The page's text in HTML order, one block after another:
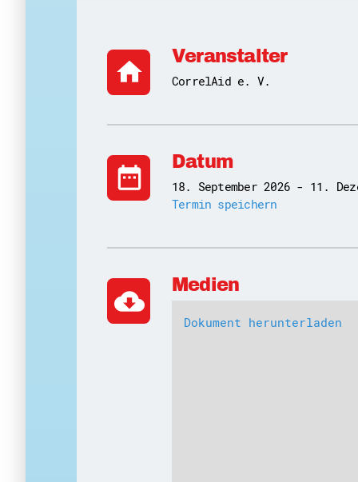
home
Veranstalter
CorrelAid e. V.
date_range
Datum
18. September 2026 - 11.
Termin speichern
cloud_download
Medien
Dokument herunterladen